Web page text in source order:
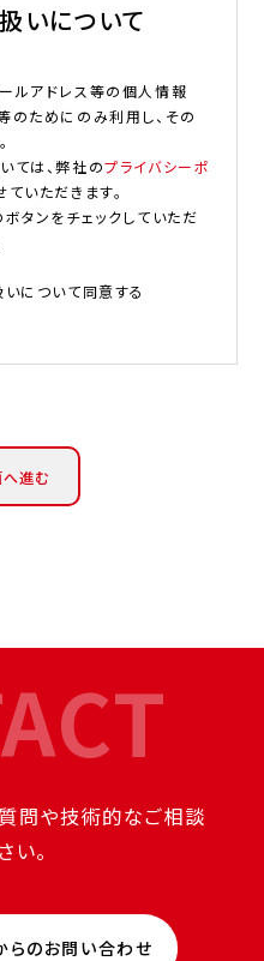
いについて
ルアドレス等の個人情報
のためにのみ利用し、その
ては、弊社のプライバシーポ
いただきます。
タンをチェックしていただ
について同意する
問や技術的なご相談
い。
らのお問い合わせ